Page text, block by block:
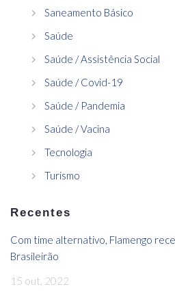
Saneamento Básico
Saúde
Saúde / Assistência Social
Saúde / Covid-19
Saúde / Pandemia
Saúde / Vacina
Tecnologia
Turismo
Recentes
Com time alternativo, Flamengo
Brasileirão
15 out, 2022